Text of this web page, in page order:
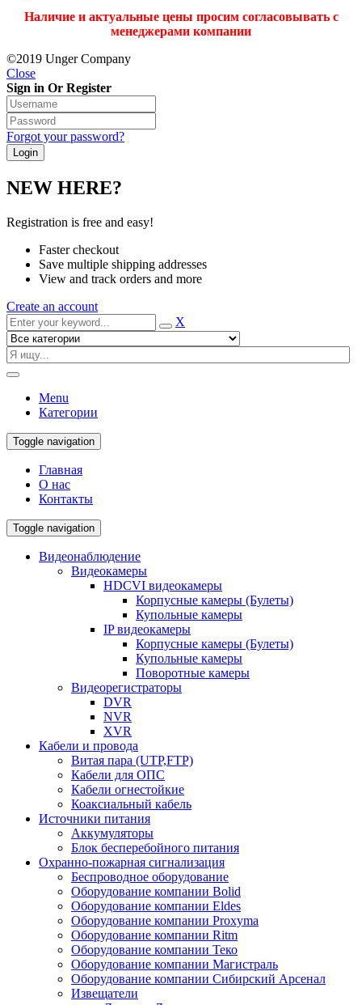
Наличие и актуальные цены просим согласовывать с
менеджерами компании
©2019 Unger Company
Close
Sign in Or Register
Forgot your password?
NEW HERE?
Registration is free and easy!
Faster checkout
Save multiple shipping addresses
View and track orders and more
Create an account
X
Menu
Категории
Toggle navigation
Главная
О нас
Контакты
Toggle navigation
Видеонаблюдение
Видеокамеры
HDCVI видеокамеры
Корпусные камеры (Булеты)
Купольные камеры
IP видеокамеры
Корпусные камеры (Булеты)
Купольные камеры
Поворотные камеры
Видеорегистраторы
DVR
NVR
XVR
Кабели и провода
Витая пара (UTP,FTP)
Кабели для ОПС
Кабели огнестойкие
Коаксиальный кабель
Источники питания
Аккумуляторы
Блок бесперебойного питания
Охранно-пожарная сигнализация
Беспроводное оборудование
Оборудование компании Bolid
Оборудование компании Eldes
Оборудование компании Proxyma
Оборудование компании Ritm
Оборудование компании Теко
Оборудование компании Магистраль
Оборудование компании Сибирский Арсенал
Извещатели